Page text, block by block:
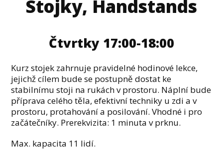
Stojky, Handstands
Čtvrtky 17:00-18:00
Kurz stojek zahrnuje pravidelné hodinové lekce,
jejichž cílem bude se postupně dostat ke
stabilnímu stoji na rukách v prostoru. Náplní bude
příprava celého těla, efektivní techniky u zdi a v
prostoru, protahování a posilování. Vhodné i pro
začátečníky. Prerekvizita: 1 minuta v prknu.
Max. kapacita 11 lidí.